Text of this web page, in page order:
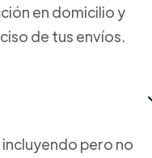
en domicilio y
de tus envíos.
pero no